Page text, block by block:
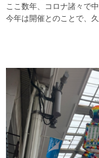
ここ数年、コロナ諸々で
今年は開催とのことで、